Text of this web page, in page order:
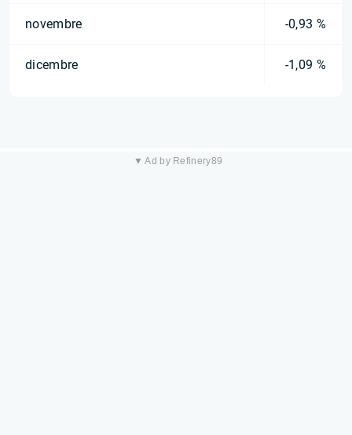
novembre -0,93 %
dicembre -1,09 %
▼ Ad by Refinery89